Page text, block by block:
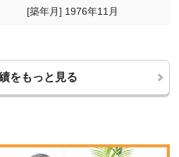
[築年月] 1976年11月
をもっと見る